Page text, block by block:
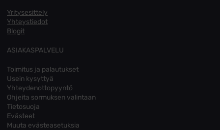
Yritysesittely
Yhteystiedot
Blogit
ASIAKASPALVELU
Toimitus ja palautukset
Usein kysyttyä
Yhteydenottopyyntö
Ohjeita sormuksen valintaan
Tietosuoja
Evästeet
Muuta evästeasetuksia